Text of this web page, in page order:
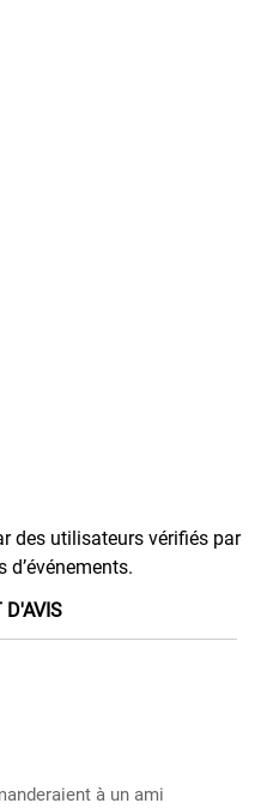
des utilisateurs vérifiés par
D'AVIS
à un ami